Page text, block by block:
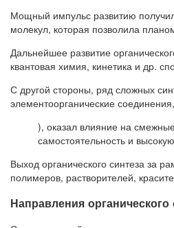
Мощный импульс развитию
молекул, которая позволила
Дальнейшее развитие
квантовая химия, кинетика и др.
С другой стороны, ряд сложных
элементоорганические
), оказал влияние на
самостоятельность и
Выход органического синтеза за
полимеров, растворителей,
Направления органического